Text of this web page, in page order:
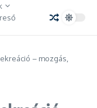
– mozgás,